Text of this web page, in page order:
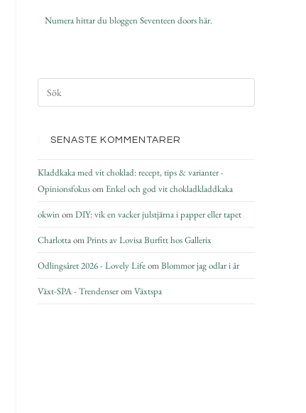
Numera hittar du bloggen Seventeen doors här.
SENASTE KOMMENTARER
Kladdkaka med vit choklad: recept, tips & varianter -
OpinionsfokusomEnkel och god vit chokladkladdkaka
okwinomDIY: vik en vacker julstjärna i papper eller tapet
CharlottaomPrints av Lovisa Burfitt hos Gallerix
Odlingsåret 2026 - Lovely LifeomBlommor jag odlar i år
Växt-SPA - TrendenseromVäxtspa